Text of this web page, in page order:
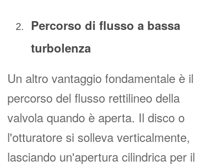
Percorso di flusso a bassa
turbolenza
Un altro vantaggio fondamentale è il
percorso del flusso rettilineo della
valvola quando è aperta. Il disco o
l'otturatore si solleva verticalmente,
lasciando un'apertura cilindrica per il